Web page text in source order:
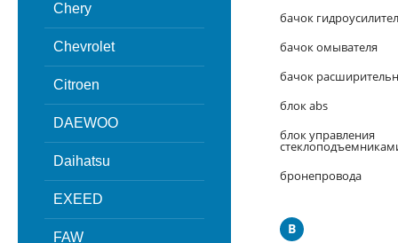
Chery
Chevrolet
Citroen
DAEWOO
Daihatsu
EXEED
FAW
бачок
бачок омывателя
бачок
блок abs
блок управления
бронепровода
В